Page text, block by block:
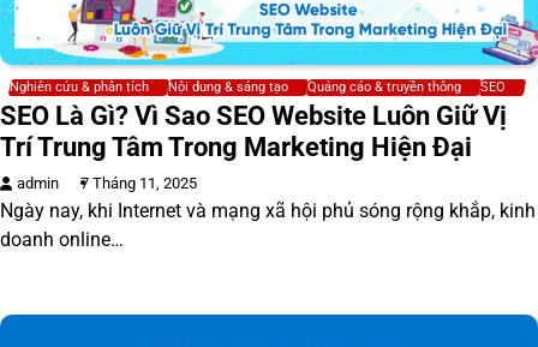
Nghiên cứu & phân tích Nội dung & sáng tạo Quảng cáo & truyền thông SEO
SEO Là Gì? Vì Sao SEO Website Luôn Giữ Vị
Trí Trung Tâm Trong Marketing Hiện Đại
admin 7 Tháng 11, 2025
Ngày nay, khi Internet và mạng xã hội phủ sóng rộng khắp, kinh
doanh online…